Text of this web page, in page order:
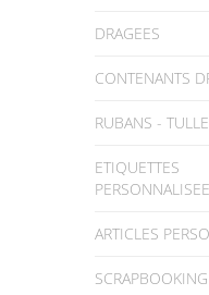
DRAGEES
CONTENANTS
RUBANS -
ETIQUETTES
ARTICLES
SCRAPBOOKING